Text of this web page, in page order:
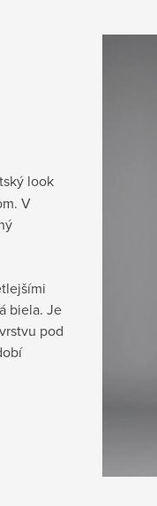
look
V
biela. Je
pod